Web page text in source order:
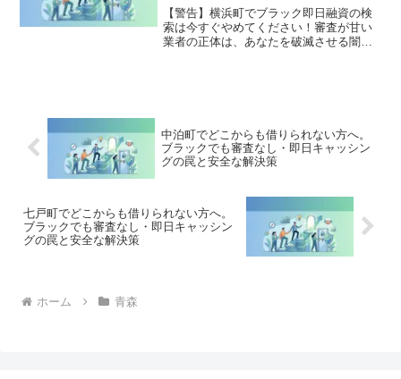
策
【警告】横浜町でブラック即日融資の検
索は今すぐやめてください！審査が甘い
業者の正体は、あなたを破滅させる闇金
中泊町でどこからも借りられない方へ。
ブラックでも審査なし・即日キャッシン
グの罠と安全な解決策
七戸町でどこからも借りられない方へ。
ブラックでも審査なし・即日キャッシン
グの罠と安全な解決策
ホーム 青森